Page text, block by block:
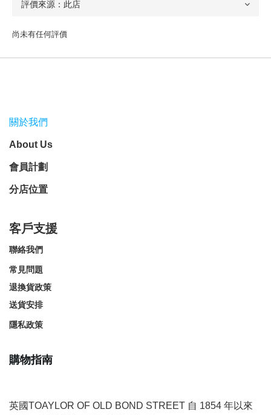
尚未有任何評價
關於我們
About Us
會員計劃
分店位置
客戶支援
聯絡我們
常見問題
退換貨政策
送貨安排
隱私政策
購物指南
英國TOAYLOR OF OLD BOND STREET 自 1854 年以來